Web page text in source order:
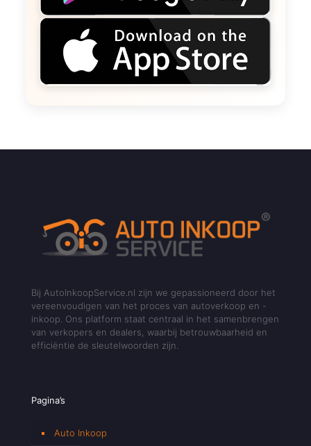
Bij AutoInkoopService.nl zijn we gepassioneerd door het
vereenvoudigen van het proces van autoverkoop en -
inkoop. Ons platform staat centraal in het samenbrengen
van verkopers en dealers, waarbij betrouwbaarheid en
efficiëntie de sleutelwoorden zijn.
Pagina’s
Auto Inkoop